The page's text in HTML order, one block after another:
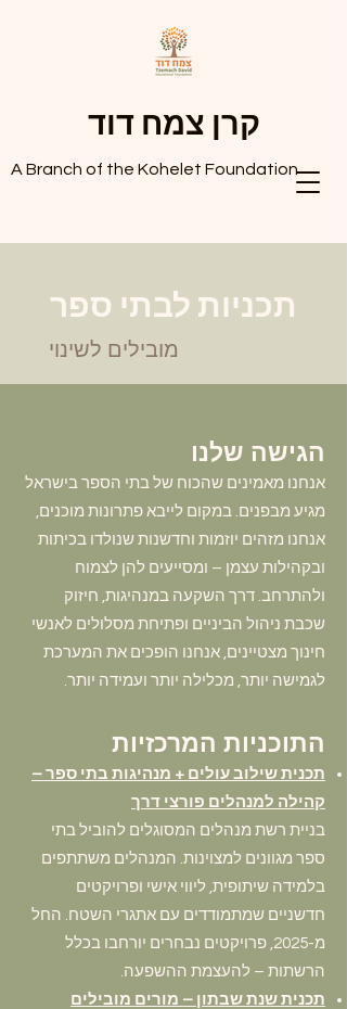
קרן צמח דוד
A Branch of the Kohelet Foundation
תכניות לבתי ספר
הגישה שלנו
אנחנו מאמינים שהכוח של בתי הספר בישראל
מגיע מבפנים. במקום לייבא פתרונות מוכנים,
אנחנו מזהים יוזמות וחדשנות שנולדו בכיתות
ובקהילות עצמן – ומסייעים להן לצמוח
ולהתרחב. דרך השקעה במנהיגות, חיזוק
שכבת ניהול הביניים ופתיחת מסלולים לאנשי
חינוך מצטיינים, אנחנו הופכים את המערכת
לגמישה יותר, מכלילה יותר ועמידה יותר.
התוכניות המרכזיות
תכנית שילוב עולים + מנהיגות בתי ספר –
קהילה למנהלים פורצי דרך
בניית רשת מנהלים המסוגלים להוביל בתי
ספר מגוונים למצוינות. המנהלים משתתפים
בלמידה שיתופית, ליווי אישי ופרויקטים
חדשניים שמתמודדים עם אתגרי השטח. החל
מ-2025, פרויקטים נבחרים יורחבו בכלל
הרשתות – להעצמת ההשפעה.
תכנית שנת שבתון – מורים מובילים